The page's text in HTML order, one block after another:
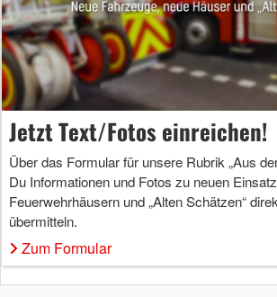
Jetzt Text/Fotos einreichen!
Über das Formular für unsere Rubrik „Aus
Du Informationen und Fotos zu neuen
Feuerwehrhäusern und „Alten Schätzen“
übermitteln.
Zum Formular